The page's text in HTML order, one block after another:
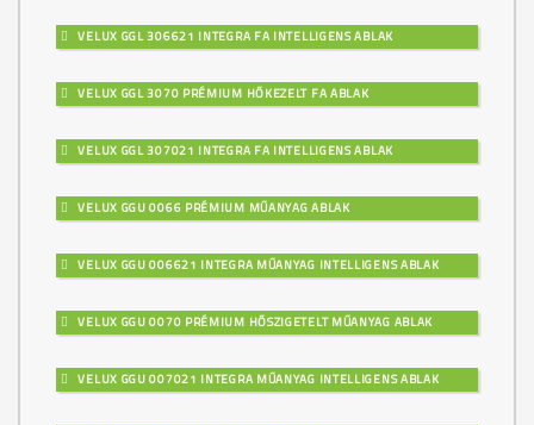
VELUX GGL 306621 INTEGRA FA INTELLIGENS ABLAK
VELUX GGL 3070 PRÉMIUM HŐKEZELT FA ABLAK
VELUX GGL 307021 INTEGRA FA INTELLIGENS ABLAK
VELUX GGU 0066 PRÉMIUM MŰANYAG ABLAK
VELUX GGU 006621 INTEGRA MŰANYAG INTELLIGENS ABLAK
VELUX GGU 0070 PRÉMIUM HŐSZIGETELT MŰANYAG ABLAK
VELUX GGU 007021 INTEGRA MŰANYAG INTELLIGENS ABLAK